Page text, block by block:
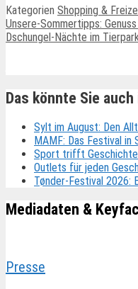
Kategorien Shopping &
Unsere-Sommertipps:
Dschungel-Nächte im
Das könnte Sie
Sylt im August: Den
MAMF: Das Festival in
Sport trifft
Outlets für jeden
Tønder-Festival 2026:
Mediadaten &
Presse